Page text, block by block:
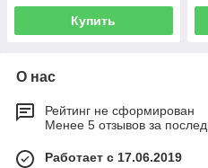
Купить
О нас
Рейтинг не сформирован
Менее 5 отзывов за
Работает с 17.06.2019